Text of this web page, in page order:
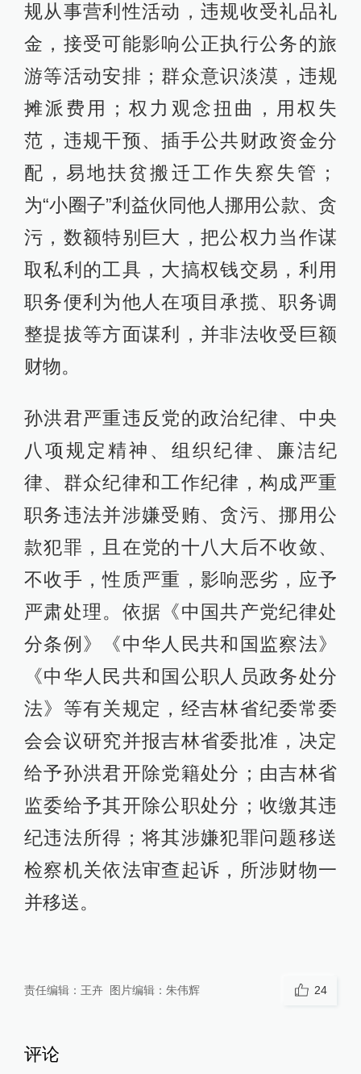
规从事营利性活动，违规收受礼品礼
金，接受可能影响公正执行公务的旅
游等活动安排；群众意识淡漠，违规
摊派费用；权力观念扭曲，用权失
范，违规干预、插手公共财政资金分
配，易地扶贫搬迁工作失察失管；
为“小圈子”利益伙同他人挪用公款、贪
污，数额特别巨大，把公权力当作谋
取私利的工具，大搞权钱交易，利用
职务便利为他人在项目承揽、职务调
整提拔等方面谋利，并非法收受巨额
财物。
孙洪君严重违反党的政治纪律、中央
八项规定精神、组织纪律、廉洁纪
律、群众纪律和工作纪律，构成严重
职务违法并涉嫌受贿、贪污、挪用公
款犯罪，且在党的十八大后不收敛、
不收手，性质严重，影响恶劣，应予
严肃处理。依据《中国共产党纪律处
分条例》《中华人民共和国监察法》
《中华人民共和国公职人员政务处分
法》等有关规定，经吉林省纪委常委
会会议研究并报吉林省委批准，决定
给予孙洪君开除党籍处分；由吉林省
监委给予其开除公职处分；收缴其违
纪违法所得；将其涉嫌犯罪问题移送
检察机关依法审查起诉，所涉财物一
并移送。
责任编辑： 王卉 图片编辑： 朱伟辉 24
评论